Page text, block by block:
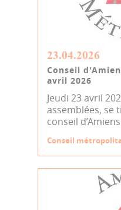
23.04.2026
Conseil
avril 2026
Jeudi 23 avril
assemblées, se
conseil
Conseil